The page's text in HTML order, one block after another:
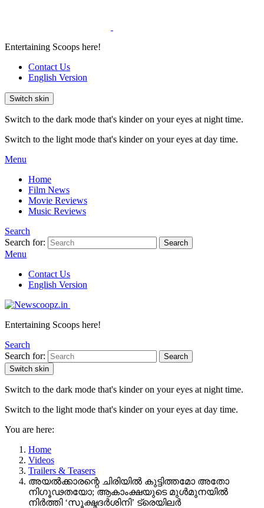
Entertaining Scoops here!
Contact Us
English Version
Switch skin
Switch to the dark mode that's kinder on your eyes at night time.
Switch to the light mode that's kinder on your eyes at day time.
Menu
Home
Film News
Movie Reviews
Music Reviews
Search
Search for:
Search
Menu
Contact Us
English Version
Entertaining Scoops here!
Search
Search for:
Search
Switch skin
Switch to the dark mode that's kinder on your eyes at night time.
Switch to the light mode that's kinder on your eyes at day time.
You are here:
Home
Videos
Trailers & Teasers
അയൽക്കാരന്റെ ചിരിയിൽ കുട്ടിത്തമോ അതോ
നിഗൂഢതയോ; ആകാംക്ഷയുടെ മുള്‍മുനയിൽ
നിർത്തി ‘സൂക്ഷ്മദർശിനി’ ട്രെയിലർ